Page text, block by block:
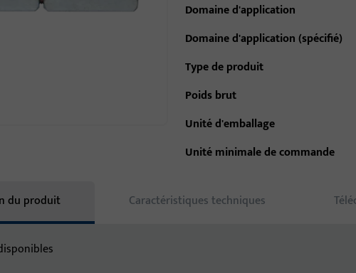
Domaine d'application
Domaine d'application (spécifié)
Type de produit
Poids brut
Unité d'emballage
Unité minimale de commande
du produit
Caractéristiques techniques